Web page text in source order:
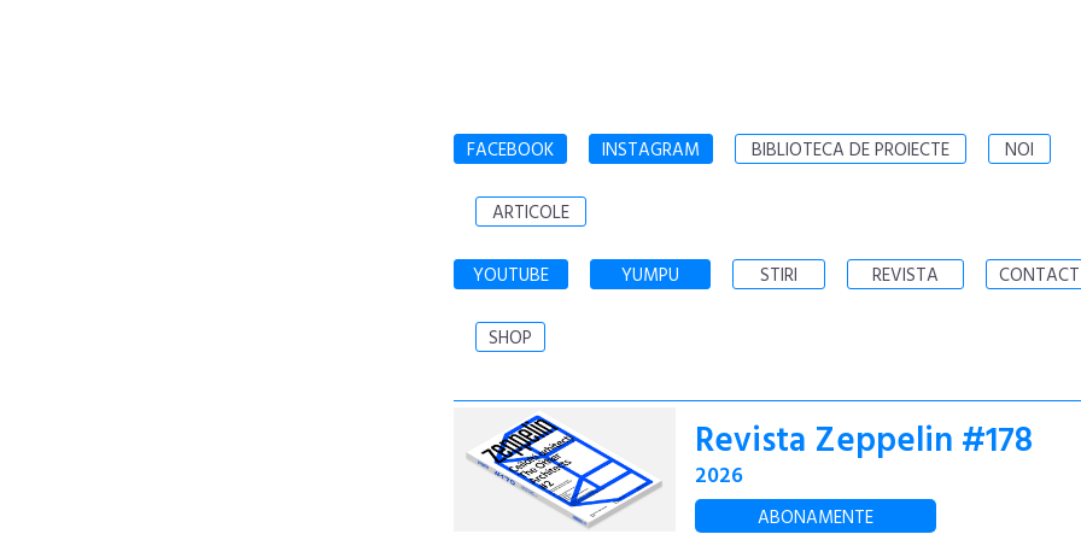
FACEBOOK INSTAGRAM BIBLIOTECA DE PROIECTE NOI
ARTICOLE
YOUTUBE YUMPU STIRI REVISTA CONTACT
SHOP
Revista Zeppelin #178
2026
ABONAMENTE